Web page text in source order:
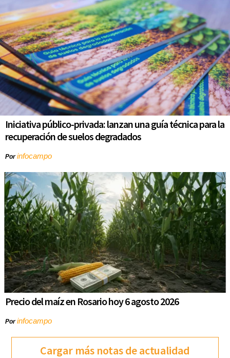
Iniciativa público-privada: lanzan una guía técnica para la
recuperación de suelos degradados
Porinfocampo
Precio del maíz en Rosario hoy 6 agosto 2026
Porinfocampo
Cargar más notas de actualidad